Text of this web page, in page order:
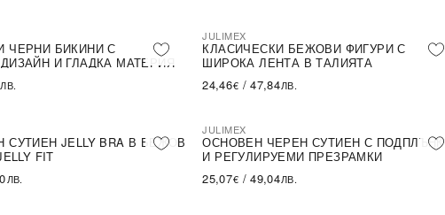
ЧЕРНИ БИКИНИ С
И ГЛАДКА МАТЕРИЯ
ЛВ.
JULIMEX
КЛАСИЧЕСКИ БЕЖОВИ ФИГУРИ С
ШИРОКА ЛЕНТА В ТАЛИЯТА
24,46€ /47,84ЛВ.
JELLY BRA В БЕЖОВ
FIT
ЛВ.
JULIMEX
ОСНОВЕН ЧЕРЕН СУТИЕН С ПОДПЛЪНКИ
И РЕГУЛИРУЕМИ ПРЕЗРАМКИ
25,07€ /49,04ЛВ.